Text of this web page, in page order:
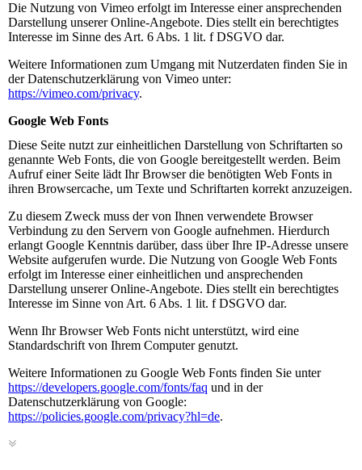
Die Nutzung von Vimeo erfolgt im Interesse einer ansprechenden
Darstellung unserer Online-Angebote. Dies stellt ein berechtigtes
Interesse im Sinne des Art. 6 Abs. 1 lit. f DSGVO dar.
Weitere Informationen zum Umgang mit Nutzerdaten finden Sie in
der Datenschutzerklärung von Vimeo unter:
https://vimeo.com/privacy.
Google Web Fonts
Diese Seite nutzt zur einheitlichen Darstellung von Schriftarten so
genannte Web Fonts, die von Google bereitgestellt werden. Beim
Aufruf einer Seite lädt Ihr Browser die benötigten Web Fonts in
ihren Browsercache, um Texte und Schriftarten korrekt anzuzeigen.
Zu diesem Zweck muss der von Ihnen verwendete Browser
Verbindung zu den Servern von Google aufnehmen. Hierdurch
erlangt Google Kenntnis darüber, dass über Ihre IP-Adresse unsere
Website aufgerufen wurde. Die Nutzung von Google Web Fonts
erfolgt im Interesse einer einheitlichen und ansprechenden
Darstellung unserer Online-Angebote. Dies stellt ein berechtigtes
Interesse im Sinne von Art. 6 Abs. 1 lit. f DSGVO dar.
Wenn Ihr Browser Web Fonts nicht unterstützt, wird eine
Standardschrift von Ihrem Computer genutzt.
Weitere Informationen zu Google Web Fonts finden Sie unter
https://developers.google.com/fonts/faq und in der
Datenschutzerklärung von Google:
https://policies.google.com/privacy?hl=de.